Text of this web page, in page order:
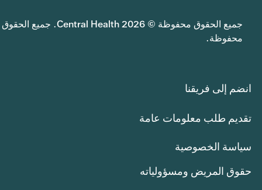
جميع الحقوق محفوظة © 2026 Central Health. جميع الحقوق
محفوظة.
انضم إلى فريقنا
تقديم طلب معلومات عامة
سياسة الخصوصية
حقوق المريض ومسؤولياته